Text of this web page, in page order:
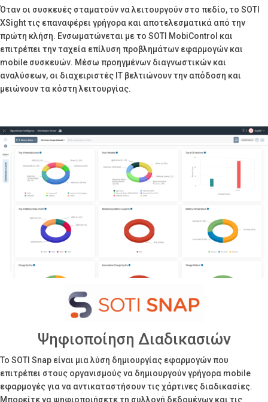
Όταν οι συσκευές σταματούν να λειτουργούν στο πεδίο, το SOTI
XSight τις επαναφέρει γρήγορα και αποτελεσματικά από την
πρώτη κλήση. Ενσωματώνεται με το SOTI MobiControl και
επιτρέπει την ταχεία επίλυση προβλημάτων εφαρμογών και
mobile συσκευών. Μέσω προηγμένων διαγνωστικών και
αναλύσεων, οι διαχειριστές IT βελτιώνουν την απόδοση και
μειώνουν τα κόστη λειτουργίας.
Ψηφιοποίηση Διαδικασιών
Το SOTI Snap είναι μια λύση δημιουργίας εφαρμογών που
επιτρέπει στους οργανισμούς να δημιουργούν γρήγορα mobile
εφαρμογές για να αντικαταστήσουν τις χάρτινες διαδικασίες.
Μπορείτε να ψηφιοποιήσετε τη συλλογή δεδομένων και τις